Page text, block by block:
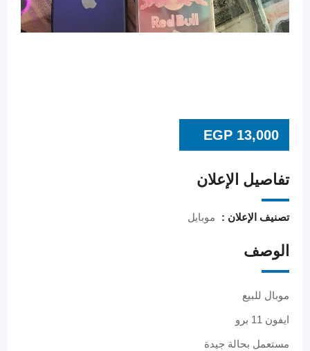
EGP 13,000
تفاصيل الإعلان
تصنيف الإعلان : موبايل
الوصف
موبال للبيع
ايفون 11 برو
مستعمل بحالة جيدة